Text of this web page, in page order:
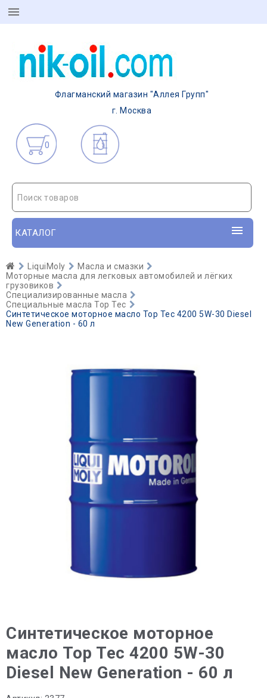
Флагманский магазин "Аллея Групп"
г. Москва
0
Поиск товаров
КАТАЛОГ
LiquiMoly
Масла и смазки
Моторные масла для легковых автомобилей и лёгких
грузовиков
Специализированные масла
Специальные масла Top Tec
Синтетическое моторное масло Top Tec 4200 5W-30 Diesel
New Generation - 60 л
Синтетическое моторное
масло Top Tec 4200 5W-30
Diesel New Generation - 60 л